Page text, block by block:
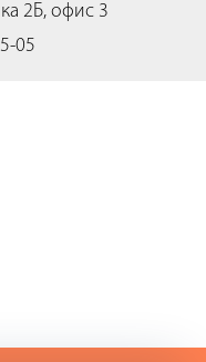
2Б, офис 3
05